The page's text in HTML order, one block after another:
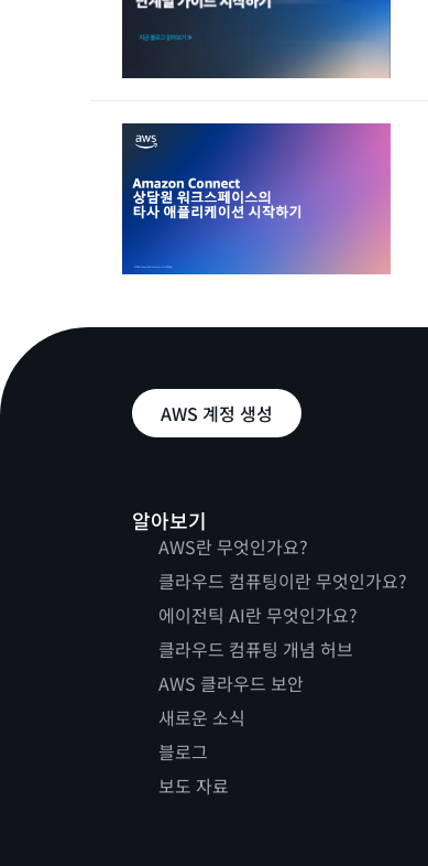
AWS 계정 생성
알아보기
AWS란 무엇인가요?
클라우드 컴퓨팅이란 무엇인가요?
에이전틱 AI란 무엇인가요?
클라우드 컴퓨팅 개념 허브
AWS 클라우드 보안
새로운 소식
블로그
보도 자료